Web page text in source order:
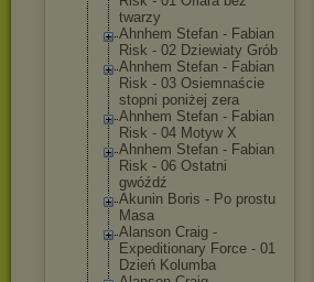
twarzy
Ahnhem Stefan - Fabian
Risk - 02 Dziewiaty Grób
Ahnhem Stefan - Fabian
Risk - 03 Osiemnaście
stopni poniżej zera
Ahnhem Stefan - Fabian
Risk - 04 Motyw X
Ahnhem Stefan - Fabian
Risk - 06 Ostatni
gwóźdź
Akunin Boris - Po prostu
Masa
Alanson Craig -
Expeditionary Force - 01
Dzień Kolumba